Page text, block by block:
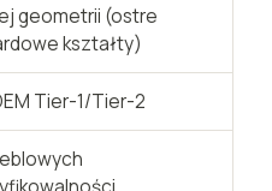
geometrii (ostre
kształty)
Tier-1/Tier-2